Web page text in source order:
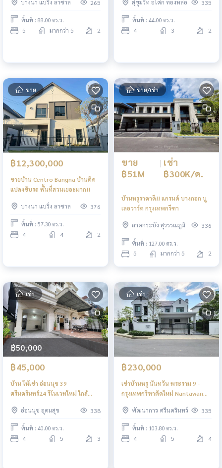
บางนา แบริ่ง ลาซาล 265
พื้นที่ : 88.00 ตร.ว.
5 มากกว่า 5 2
สุขุมวิท อโศก ทองหล่อ 335
พื้นที่ : 44.00 ตร.ว.
4 3 2
ขาย
฿12,300,000
ขายบ้าน Centro Bangna บ้านติด
แปลงขับรถ พื้นที่สวนเยอะมาก!!
บางนา แบริ่ง ลาซาล 376
พื้นที่ : 57.30 ตร.ว.
4 4 2
ขาย/เช่า
ขาย
฿51M
| เช่า
฿300K/ด.
บ้านหรูราคาดี!! แกรนด์ บางกอก บู
เลอวาร์ด กรุงเทพกรีฑา
ลาดกระบัง สุวรรณภูมิ 336
พื้นที่ : 127.00 ตร.ว.
5 มากกว่า 5 2
เช่า
฿50,000
฿45,000
บ้าน ให้เช่า อ่อนนุช 39
ศรีนครินทร์24 รีโนเวทใหม่ ใกล้
อ่อนนุช อุดมสุข
338
พื้นที่ : 40.00 ตร.ว.
4 5 3
เช่า
฿230,000
เช่าบ้านหรู นันทวัน พระราม 9 -
กรุงเทพกรีฑาตัดใหม่ Nantawan
Krungthepkreetha MRTศรีกรีฑา
MRT SiKritha
พัฒนาการ ศรีนครินทร์ 335
พื้นที่ : 103.80 ตร.ว.
4 5 4